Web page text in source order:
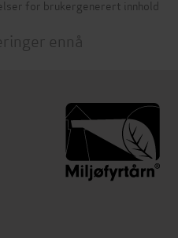
for brukergenerert innhold
ennå